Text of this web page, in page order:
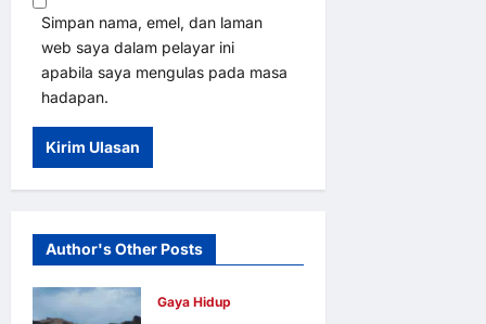
Simpan nama, emel, dan laman
web saya dalam pelayar ini
apabila saya mengulas pada masa
hadapan.
Author's Other Posts
Gaya Hidup